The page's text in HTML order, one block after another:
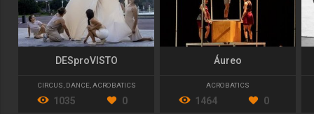
DESproVISTO
CIRCUS DANCE, ACROBATICS
1035 0
Áureo
ACROBATICS
1464 0